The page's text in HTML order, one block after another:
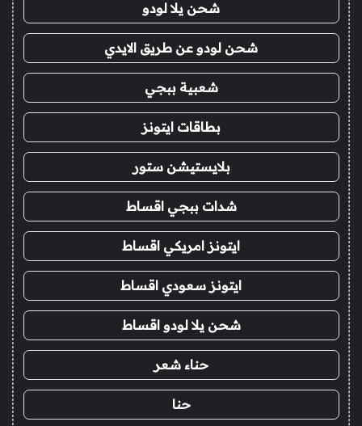
شحن يلا لودو
شحن لودو عن طريق الايدي
شعبية ببجي
بطاقات ايتونز
بلايستيشن ستور
شدات ببجي اقساط
ايتونز امريكي اقساط
ايتونز سعودي اقساط
شحن يلا لودو اقساط
حناء شعر
حنا